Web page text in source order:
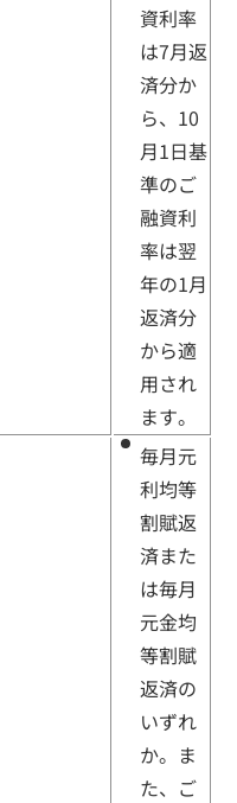
資利率
は7月返
済分か
ら、10
月1日基
準のご
融資利
率は翌
年の1月
返済分
から適
用され
ます。
毎月元
利均等
割賦返
済また
は毎月
元金均
等割賦
返済の
いずれ
か。ま
た、ご